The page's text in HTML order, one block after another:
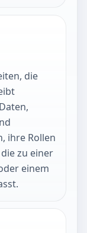
die
ihre Rollen
zu einer
einem